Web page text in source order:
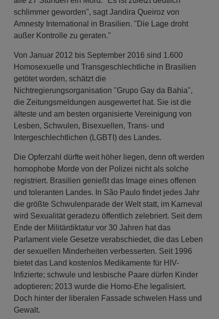
schlimmer geworden", sagt Jandira Queiroz von
Amnesty International in Brasilien. "Die Lage droht
außer Kontrolle zu geraten."
Von Januar 2012 bis September 2016 sind 1.600
Homosexuelle und Transgeschlechtliche in Brasilien
getötet worden, schätzt die
Nichtregierungsorganisation "Grupo Gay da Bahia",
die Zeitungsmeldungen ausgewertet hat. Sie ist die
älteste und am besten organisierte Vereinigung von
Lesben, Schwulen, Bisexuellen, Trans- und
Intergeschlechtlichen (LGBTI) des Landes.
Die Opferzahl dürfte weit höher liegen, denn oft werden
homophobe Morde von der Polizei nicht als solche
registriert. Brasilien genießt das Image eines offenen
und toleranten Landes. In São Paulo findet jedes Jahr
die größte Schwulenparade der Welt statt, im Karneval
wird Sexualität geradezu öffentlich zelebriert. Seit dem
Ende der Militärdiktatur vor 30 Jahren hat das
Parlament viele Gesetze verabschiedet, die das Leben
der sexuellen Minderheiten verbesserten. Seit 1996
bietet das Land kostenlos Medikamente für HIV-
Infizierte; schwule und lesbische Paare dürfen Kinder
adoptieren; 2013 wurde die Homo-Ehe legalisiert.
Doch hinter der liberalen Fassade schwelen Hass und
Gewalt.